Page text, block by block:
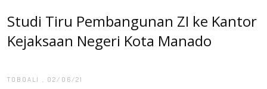
Studi Tiru Pembangunan ZI ke Kantor
Kejaksaan Negeri Kota Manado
TOBOALI , 02/06/21